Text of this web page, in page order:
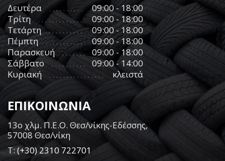
Δευτέρα
09:00 - 18:00
Τρίτη
09:00 - 18:00
Τετάρτη
09:00 - 18:00
Πέμπτη
09:00 - 18:00
Παρασκευή
09:00 - 18:00
Σάββατο
09:00 - 14:00
Κυριακή
κλειστά
ΕΠΙΚΟΙΝΩΝΙΑ
13ο χλμ. Π.Ε.Ο. Θεσ/νίκης-Εδέσσης,
57008 Θεσ/νίκη
Τ:(+30) 2310 722701